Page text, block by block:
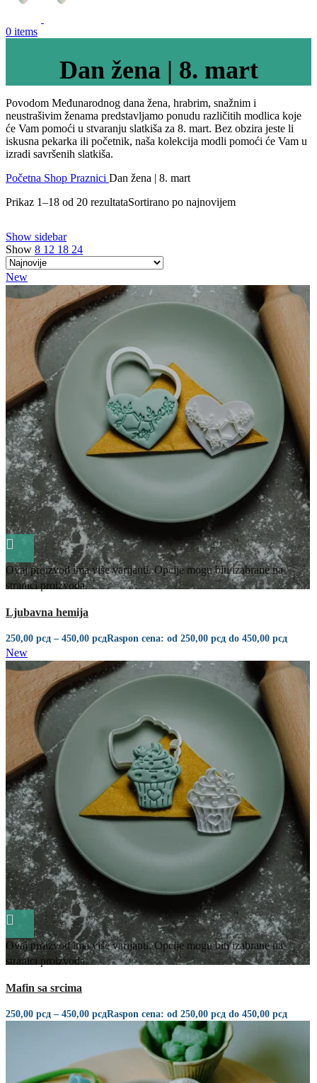
0 items
Dan žena | 8. mart
Povodom Međunarodnog dana žena, hrabrim, snažnim i
neustrašivim ženama predstavljamo ponudu različitih modlica koje
će Vam pomoći u stvaranju slatkiša za 8. mart. Bez obzira jeste li
iskusna pekarka ili početnik, naša kolekcija modli pomoći će Vam u
izradi savršenih slatkiša.
Početna Shop Praznici Dan žena | 8. mart
Prikaz 1–18 od 20 rezultataSortirano po najnovijem
Show sidebar
Show 8 12 18 24
New
Ovaj proizvod ima više varijanti. Opcije mogu biti izabrane na
stranici proizvoda.
Ljubavna hemija
250,00 рсд – 450,00 рсдRaspon cena: od 250,00 рсд do 450,00 рсд
New
Ovaj proizvod ima više varijanti. Opcije mogu biti izabrane na
stranici proizvoda.
Mafin sa srcima
250,00 рсд – 450,00 рсдRaspon cena: od 250,00 рсд do 450,00 рсд